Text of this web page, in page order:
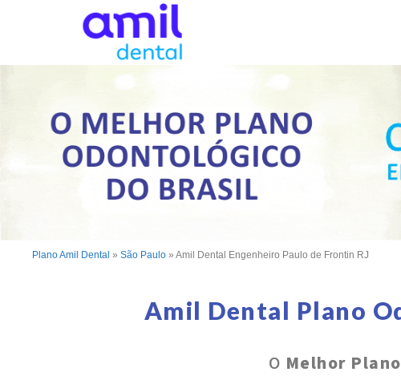
Plano Amil Dental » São Paulo » Amil Dental Engenheiro Paulo de Frontin RJ
Amil Dental Plano
O Melhor